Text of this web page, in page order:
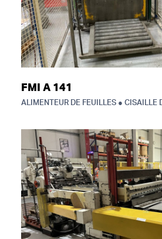
FMI A 141
ALIMENTEUR DE FEUILLES ● CISAILLE